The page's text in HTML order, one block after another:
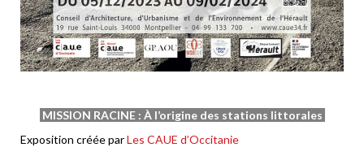
MISSION RACINE : À l’origine des stations littorales
Exposition créée parLes CAUE d’Occitanie